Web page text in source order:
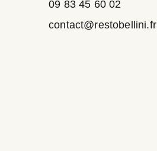
09 83 45 60 02
contact@restobellini.fr